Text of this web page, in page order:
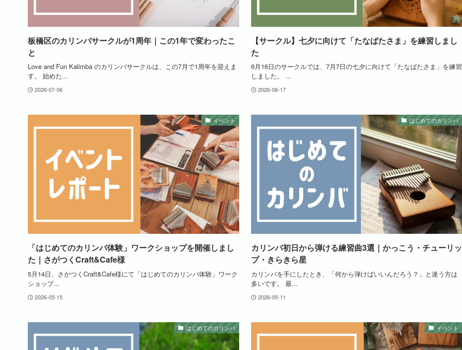
板橋区のカリンバサークルが1周年｜この1年で変わったこ
と
Love and Fun Kalimba のカリンバサークルは、この7月で1周年を迎えま
す。 始めた...
2026-07-06
【サークル】七夕に向けて「たなばたさま」を練習しまし
た
6月16日のサークルでは、7月7日の七夕に向けて「たなばたさま」を練習
しました。 ...
2026-06-17
イベント
「はじめてのカリンバ体験」ワークショップを開催しまし
た｜さがつくCraft&Cafe様
5月14日、さがつくCraft&Cafe様にて「はじめてのカリンバ体験」ワーク
ショップ...
2026-05-15
はじめてのカリンバ
カリンバ初日から弾ける練習曲3選｜かっこう・チューリッ
プ・きらきら星
カリンバを手にしたとき、「何から弾けばいいんだろう？」と迷う方は
多いです。 最...
2026-05-11
はじめてのカリンバ イベント